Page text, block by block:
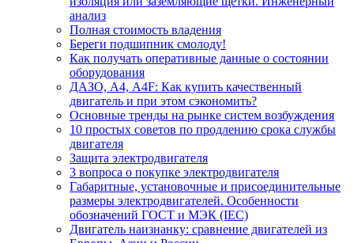
анализ
Полная стоимость владения
Береги подшипник смолоду!
Как получать оперативные данные о состоянии
оборудования
ДАЗО, А4, А4F: Как купить качественный
двигатель и при этом сэкономить?
Основные тренды на рынке систем возбуждения
10 простых советов по продлению срока службы
двигателя
Защита электродвигателя
3 вопроса о покупке электродвигателя
Габаритные, установочные и присоединительные
размеры электродвигателей. Особенности
обозначений ГОСТ и МЭК (IEC)
Двигатель наизнанку: сравнение двигателей из